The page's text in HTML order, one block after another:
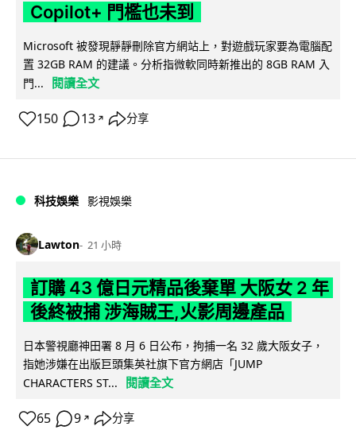
Copilot+ 門檻也未到
Microsoft 被發現靜靜刪除官方網站上，對遊戲玩家要為電腦配
置 32GB RAM 的建議。分析指微軟同時新推出的 8GB RAM 入
門...
閱讀全文
150 13 ↗ 分享
科技娛樂 影視娛樂
Lawton 21 小時
訂購 43 億日元精品後棄單 大阪女 2 年
後終被捕 涉海賊王,火影周邊產品
日本警視廳神田署 8 月 6 日公布，拘捕一名 32 歲大阪女子，
指她涉嫌在出版巨頭集英社旗下官方網店「JUMP
CHARACTERS ST...
閱讀全文
65 9 ↗ 分享